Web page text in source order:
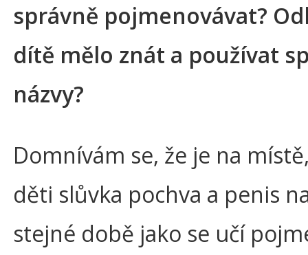
správně pojmenovávat?
dítě mělo znát a používat
názvy?
Domnívám se, že je na
děti slůvka pochva a penis
stejné době jako se učí